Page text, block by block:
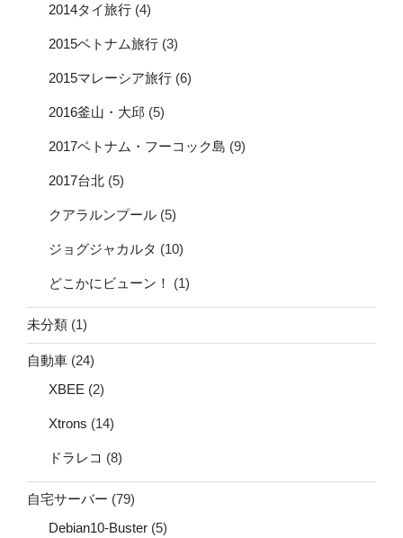
2014タイ旅行 (4)
2015ベトナム旅行 (3)
2015マレーシア旅行 (6)
2016釜山・大邱 (5)
2017ベトナム・フーコック島 (9)
2017台北 (5)
クアラルンプール (5)
ジョグジャカルタ (10)
どこかにビューン！ (1)
未分類 (1)
自動車 (24)
XBEE (2)
Xtrons (14)
ドラレコ (8)
自宅サーバー (79)
Debian10-Buster (5)